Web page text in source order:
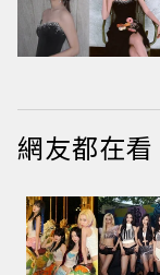
網友都在看